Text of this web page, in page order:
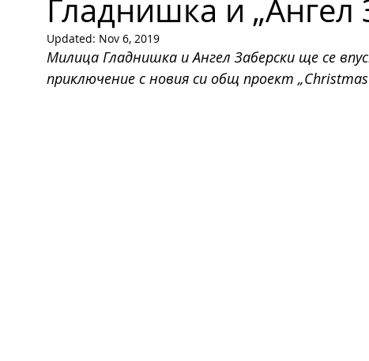
Гладнишка и „Ангел
Updated: Nov 6, 2019
Милица Гладнишка и Ангел Заберски ще се
приключение с новия си общ проект „Christmas